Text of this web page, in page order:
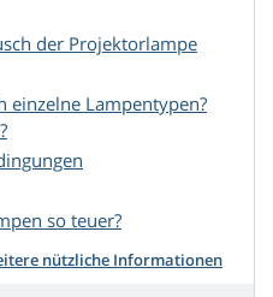
der Projektorlampe
einzelne Lampentypen?
so teuer?
nützliche Informationen